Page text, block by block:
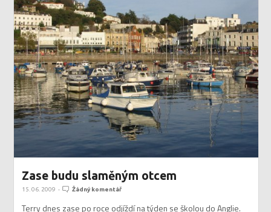
Zase budu slaměným otcem
15. 06. 2009 - Žádný komentář
Terry dnes zase po roce odjíždí na týden se školou do Anglie.